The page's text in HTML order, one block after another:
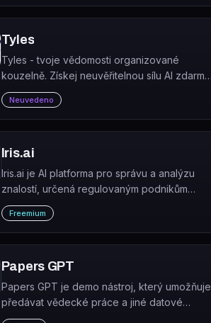
Tyles
Tyles - tvoje vědomosti organizované
kouzelně. Získej neuvěřitelnou sílu AI zdarma
a nech své myšlenky rozkvést. S Tylesem je
tvá práce efektivnější a tvůj výzkum
snadnější.
Neuvedeno
Iris.ai
Iris.ai je AI platforma pro správu a analýzu
znalostí, určená regulovaným podnikům
pracujícím s vědeckými a technickými
dokumenty.
Freemium
Papers GPT
Papers GPT je demo nástroj, který umožňuje
předávat vědecké práce a jiné datové
zdroje do GPT a následně se na ně